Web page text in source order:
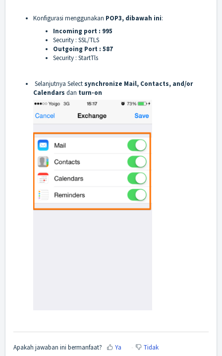
Konfigurasi menggunakan POP3, dibawah ini:
Incoming port : 995
Security : SSL/TLS
Outgoing Port : 587
Security : StartTls
Selanjutnya Select synchronize Mail, Contacts, and/or
Calendars dan turn-on
Apakah jawaban ini bermanfaat? Ya Tidak